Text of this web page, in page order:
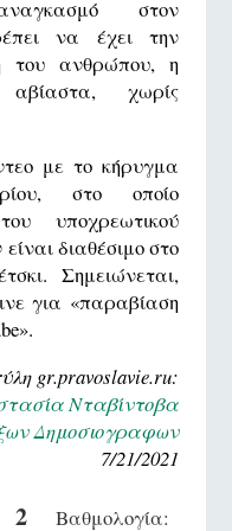
στον
να έχει την
του ανθρώπου, η
χωρίς
με το κήρυγμα
στο οποίο
υποχρεωτικού
διαθέσιμο στο
Σημειώνεται,
για «παραβίαση
gr.pravoslavie.ru:
Νταβίντοβα
Δημοσιογραφων
7/21/2021
2 Βαθμολογία: